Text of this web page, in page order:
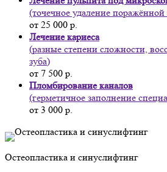
(точечное удаление
от 25 000 р.
Лечение кариеса
(разные степени сложности,
зуба)
от 7 500 р.
Пломбирование каналов
(герметичное заполнение
от 3 000 р.
Остеопластика и синуслифтинг